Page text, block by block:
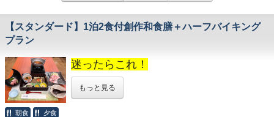
【スタンダード】1泊2食付創作和食膳＋ハーフバイキング
プラン
迷ったらこれ！
1泊2食のスタンダードプラン！！
もっと見る
朝食 夕食